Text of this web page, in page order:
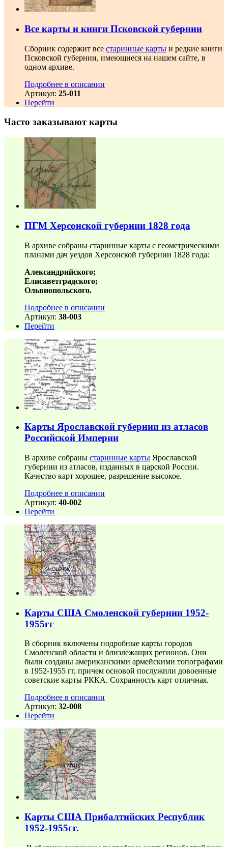
Все карты и книги Псковской губернии
Сборник содержит все старинные карты и редкие книги
Псковской губернии, имеющиеся на нашем сайте, в
одном архиве.
Подробнее в описании
Артикул: 25-011
Перейти
Часто заказывают карты
ПГМ Херсонской губернии 1828 года
В архиве собраны старинные карты с геометрическими
планами дач уездов Херсонской губернии 1828 года:
Александрийского;
Елисаветградского;
Ольвиопольского.
Подробнее в описании
Артикул: 38-003
Перейти
Карты Ярославской губернии из атласов
Российской Империи
В архиве собраны старинные карты Ярославской
губернии из атласов, изданных в царской России.
Качество карт хорошее, разрешение высокое.
Подробнее в описании
Артикул: 40-002
Перейти
Карты США Смоленской губернии 1952-
1955гг
В сборник включены подробные карты городов
Смоленской области и близлежащих регионов. Они
были созданы американскими армейскими топографами
в 1952-1955 гг, причем основой послужили довоенные
советские карты РККА. Сохранность карт отличная.
Подробнее в описании
Артикул: 32-008
Перейти
Карты США Прибалтийских Республик
1952-1955гг.